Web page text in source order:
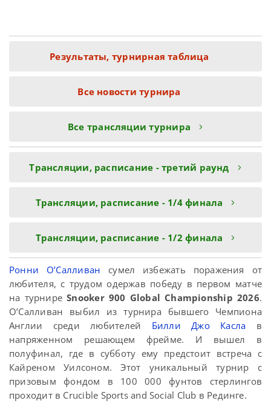
Результаты, турнирная таблица
Все новости турнира
Все трансляции турнира
Трансляции, расписание - третий раунд
Трансляции, расписание - 1/4 финала
Трансляции, расписание - 1/2 финала
Ронни О’Салливан сумел избежать поражения от
любителя, с трудом одержав победу в первом матче
на турниреSnooker 900 Global Championship 2026.
О’Салливан выбил из турнира бывшего Чемпиона
Англии среди любителей Билли Джо Касла в
напряженном решающем фрейме. И вышел в
полуфинал, где в субботу ему предстоит встреча с
Кайреном Уилсоном. Этот уникальный турнир с
призовым фондом в 100 000 фунтов стерлингов
проходит в Crucible Sports and Social Club в Рединге.